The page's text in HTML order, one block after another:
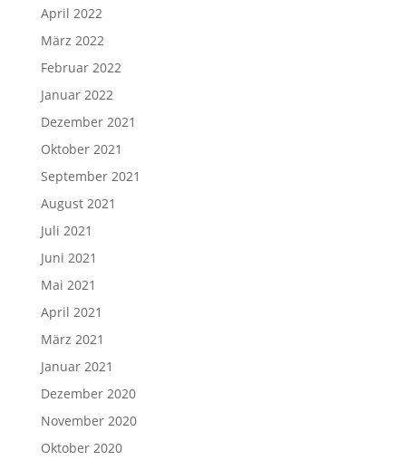
April 2022
März 2022
Februar 2022
Januar 2022
Dezember 2021
Oktober 2021
September 2021
August 2021
Juli 2021
Juni 2021
Mai 2021
April 2021
März 2021
Januar 2021
Dezember 2020
November 2020
Oktober 2020